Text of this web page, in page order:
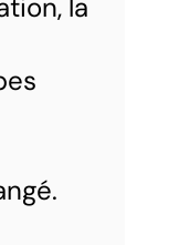
la